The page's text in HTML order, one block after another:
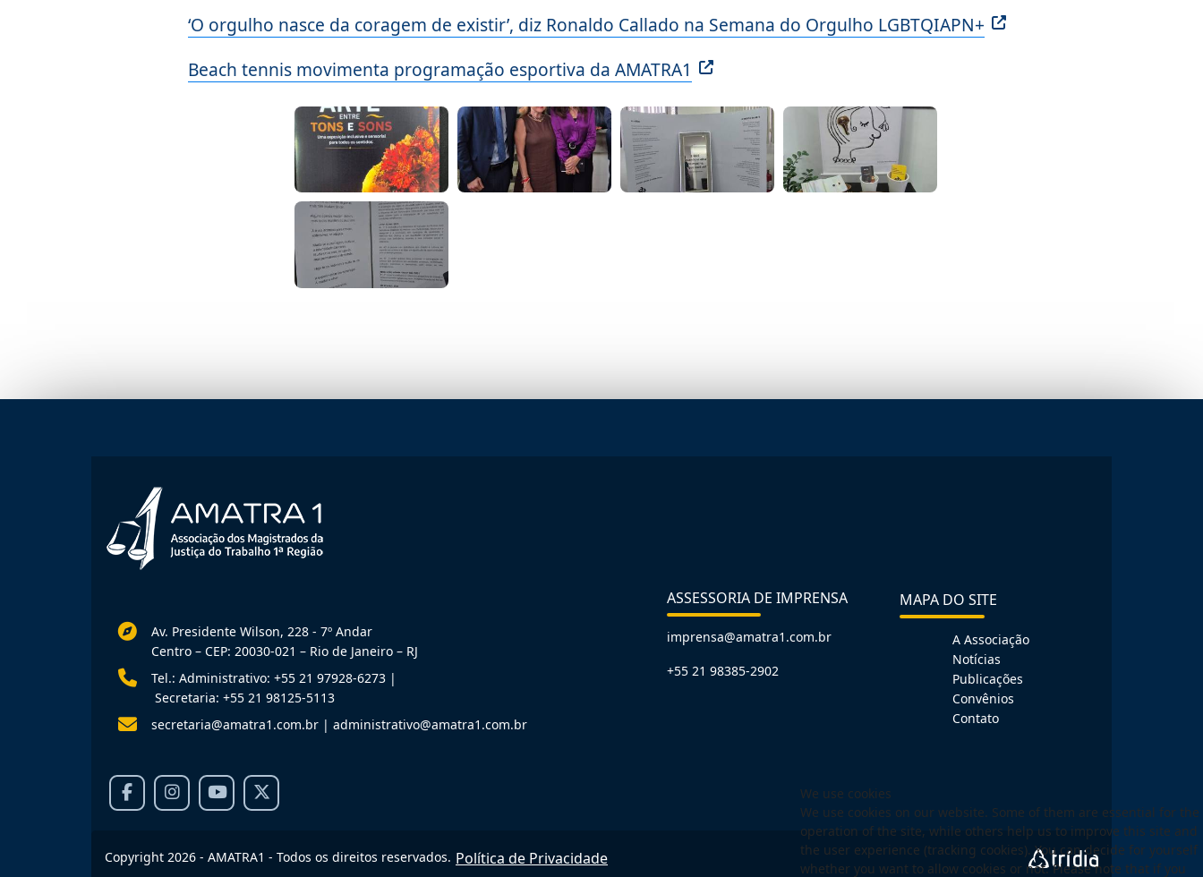
‘O orgulho nasce da coragem de existir’, diz Ronaldo Callado na Semana do Orgulho LGBTQIAPN+
Beach tennis movimenta programação esportiva da AMATRA1
Av. Presidente Wilson, 228 - 7º Andar
Centro – CEP: 20030-021 – Rio de Janeiro – RJ
Tel.: Administrativo: +55 21 97928-6273 |
Secretaria: +55 21 98125-5113
secretaria@amatra1.com.br | administrativo@amatra1.com.br
ASSESSORIA DE IMPRENSA
imprensa@amatra1.com.br
+55 21 98385-2902
MAPA DO SITE
A Associação
Notícias
Publicações
Convênios
Contato
Copyright 2026 - AMATRA1 - Todos os direitos reservados. Política de Privacidade
We use cookies
We use cookies on our website. Some of them are essential for the
operation of the site, while others help us to improve this site and
the user experience (tracking cookies). You can decide for yourself
whether you want to allow cookies or not. Please note that if you